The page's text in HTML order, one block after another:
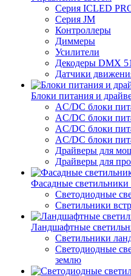
Серия ICLED
Серия JM
Контроллеры
Диммеры
Усилители
Декодеры DMX
Датчики
Блоки питания и
AC/DC блоки
AC/DC блоки
AC/DC блоки
AC/DC блоки
Драйверы для
Драйверы для
Фасадные светильники
Светодиодные
Светильники
Ландшафтные
Светильники
Светодиодные
землю